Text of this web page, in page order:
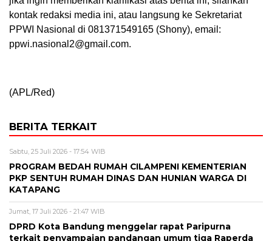
kontak redaksi media ini, atau langsung ke Sekretariat
PPWI Nasional di 081371549165 (Shony), email:
ppwi.nasional2@gmail.com.
(APL/Red)
BERITA TERKAIT
Sabtu, 25 Juli 2026 - 17:54 WIB
PROGRAM BEDAH RUMAH CILAMPENI KEMENTERIAN
PKP SENTUH RUMAH DINAS DAN HUNIAN WARGA DI
KATAPANG
Jumat, 17 Juli 2026 - 21:47 WIB
DPRD Kota Bandung menggelar rapat Paripurna
terkait penyampaian pandangan umum tiga Raperda